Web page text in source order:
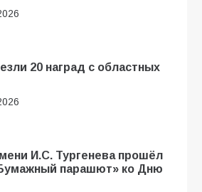
20 наград с областных
И.С. Тургенева прошёл
парашют» ко Дню